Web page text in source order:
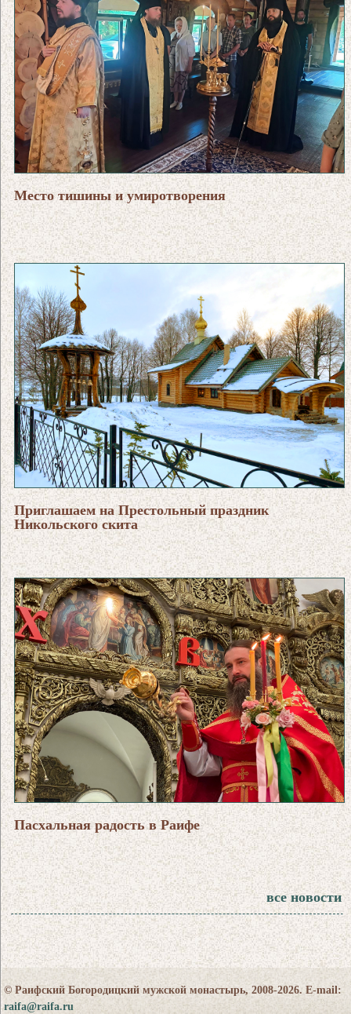
Место тишины и умиротворения
Приглашаем на Престольный праздник
Никольского скита
Пасхальная радость в Раифе
все новости
© Раифский Богородицкий мужской монастырь, 2008-2026. E-mail:
raifa@raifa.ru